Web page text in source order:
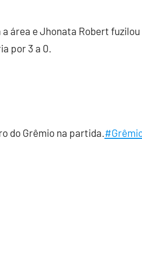
área e Jhonata Robert
por 3 a 0.
do Grêmio na partida.